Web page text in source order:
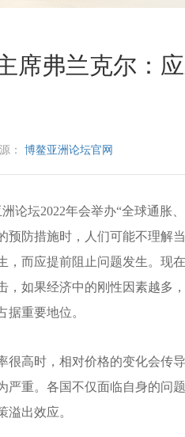
席弗兰克尔：
： 博鳌亚洲论坛官网
论坛2022年会举办“全球通胀
预防措施时，人们可能不理解
，而应提前阻止问题发生。现
，如果经济中的刚性因素越多
据重要地位。
很高时，相对价格的变化会传
严重。各国不仅面临自身的问
溢出效应。